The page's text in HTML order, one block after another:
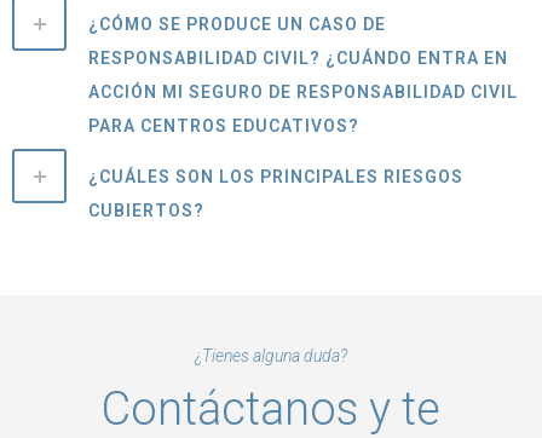
¿CÓMO SE PRODUCE UN CASO DE
RESPONSABILIDAD CIVIL? ¿CUÁNDO ENTRA EN
ACCIÓN MI SEGURO DE RESPONSABILIDAD CIVIL
PARA CENTROS EDUCATIVOS?
¿CUÁLES SON LOS PRINCIPALES RIESGOS
CUBIERTOS?
¿Tienes alguna duda?
Contáctanos y te